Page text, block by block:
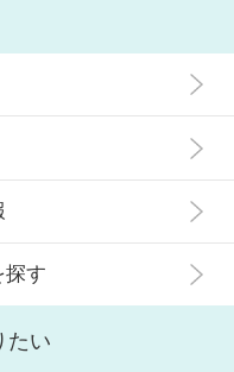
信制高校に行くこと
ついて解説します。
う学校という、先入
るかもしれません。
、さまざまな生徒が
。 この記事では、通
のような生徒が通っ
信制高校に向いてい
探す
たい